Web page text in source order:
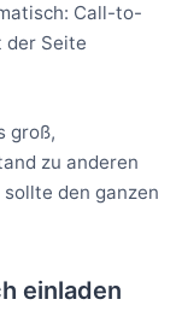
Call-to-
der Seite
groß,
zu anderen
den ganzen
einladen